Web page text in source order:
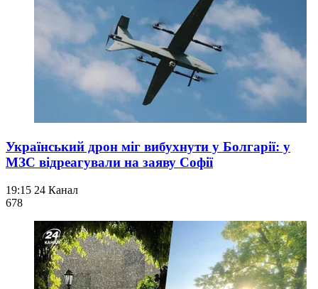
Український дрон міг вибухнути у Болгарії: у
МЗС відреагували на заяву Софії
19:15 24 Канал
678